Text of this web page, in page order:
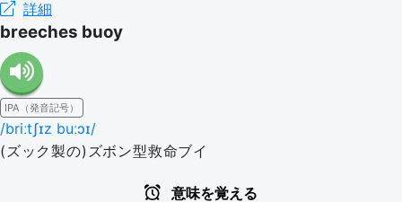
詳細
breeches buoy
IPA（発音記号）
/briːtʃɪz buːɔɪ/
(ズック製の)ズボン型救命ブイ
意味を覚える